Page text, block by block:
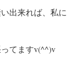
出来れば、私に
てますv(^^)v